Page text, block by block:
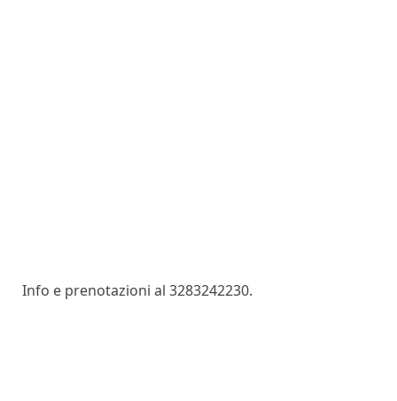
Info e prenotazioni al 3283242230.